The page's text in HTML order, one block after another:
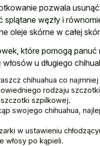
pozwala
splątane węzły i
oleje skórne w całej
które pomogą panuć
u długiego
chihuahua co
rodzaju
szczotki szpilkowej.
swojego chihuahua,
w ustawieniu
włosy po kąpieli.